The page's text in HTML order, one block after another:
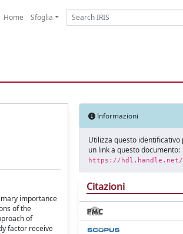
Home Sfoglia
importance
of the
of
factor receive
Informazioni
Utilizza questo
un link a questo documento:
https://hdl.handle.net/
Citazioni